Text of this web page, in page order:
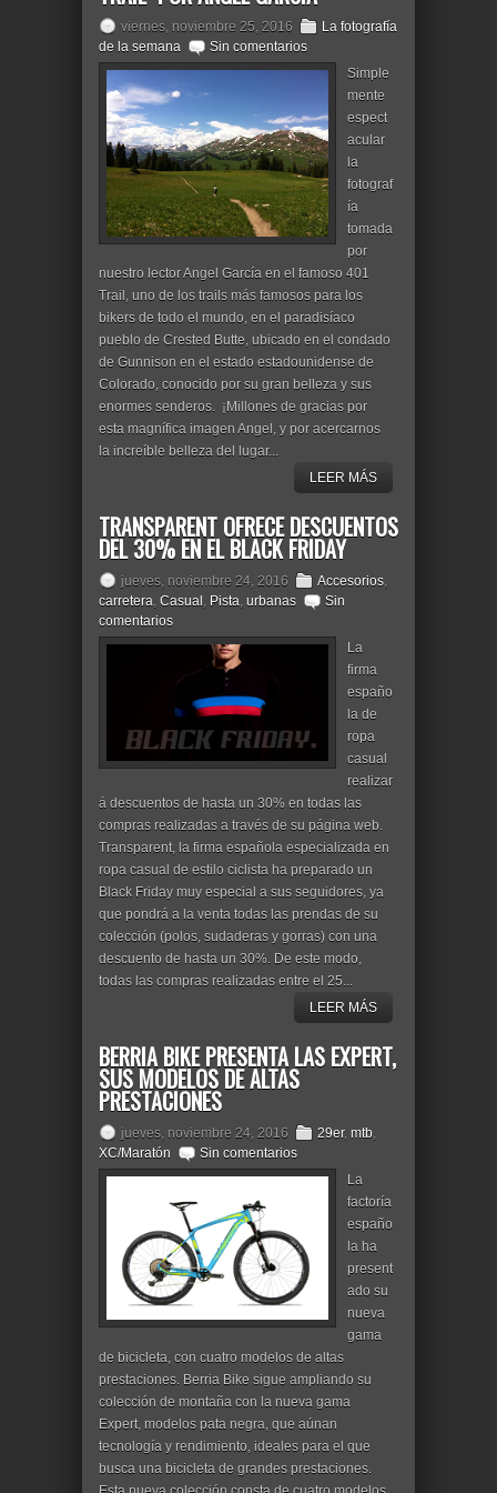
viernes, noviembre 25, 2016
La fotografía
de la semana
Sin comentarios
Simple
mente
espect
acular
la
fotograf
ía
tomada
por
nuestro lector Angel García en el famoso 401
Trail, uno de los trails más famosos para los
bikers de todo el mundo, en el paradisíaco
pueblo de Crested Butte, ubicado en el condado
de Gunnison en el estado estadounidense de
Colorado, conocido por su gran belleza y sus
enormes senderos. ¡Millones de gracias por
esta magnífica imagen Angel, y por acercarnos
la increíble belleza del lugar...
LEER MÁS
TRANSPARENT OFRECE DESCUENTOS
DEL 30% EN EL BLACK FRIDAY
jueves, noviembre 24, 2016 Accesorios,
carretera, Casual , Pista, urbanas
Sin
comentarios
La
firma
españo
la de
ropa
casual
realizar
á descuentos de hasta un 30% en todas las
compras realizadas a través de su página web.
Transparent, la firma española especializada en
ropa casual de estilo ciclista ha preparado un
Black Friday muy especial a sus seguidores, ya
que pondrá a la venta todas las prendas de su
colección (polos, sudaderas y gorras) con una
descuento de hasta un 30%. De este modo,
todas las compras realizadas entre el 25...
LEER MÁS
BERRIA BIKE PRESENTA LAS EXPERT,
SUS MODELOS DE ALTAS
PRESTACIONES
jueves, noviembre 24, 2016 29er, mtb,
XC/Maratón
Sin comentarios
La
factoría
españo
la ha
present
ado su
nueva
gama
de bicicleta, con cuatro modelos de altas
prestaciones. Berria Bike sigue ampliando su
colección de montaña con la nueva gama
Expert, modelos pata negra, que aúnan
tecnología y rendimiento, ideales para el que
busca una bicicleta de grandes prestaciones.